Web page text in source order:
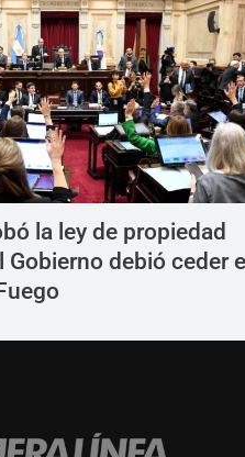
la ley de propiedad
Gobierno debió ceder